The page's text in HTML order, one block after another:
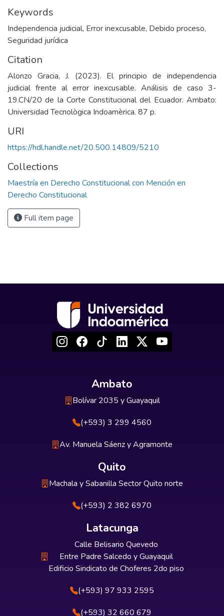
Keywords
Independencia judicial, Error inexcusable, Debido proceso,
Seguridad jurídica
Citation
Alonzo Gracia, J. (2023). El principio de independencia
judicial frente al error inexcusable. Análisis de caso 3-
19.CN/20 de la Corte Constitucional del Ecuador. Ambato:
Universidad Tecnològica Indoamèrica. 87 p.
URI
https://hdl.handle.net/20.500.14809/5210
Collections
Maestría en Derecho Constitucional con Mención en
Derecho Constitucional
Full item page
Ambato
Bolívar 2035 y Guayaquil
(+593) 3 299 4560
Av. Manuela Sáenz y Agramonte
Quito
Machala y Sabanilla Sector Quito norte
(+593) 2 382 6970
Latacunga
Calle Belisario Quevedo
Entre Padre Salcedo y Guayaquil
Edificio Sindicato de Choferes 2do piso
(+593) 97 933 2595
(+593) 32 660 679